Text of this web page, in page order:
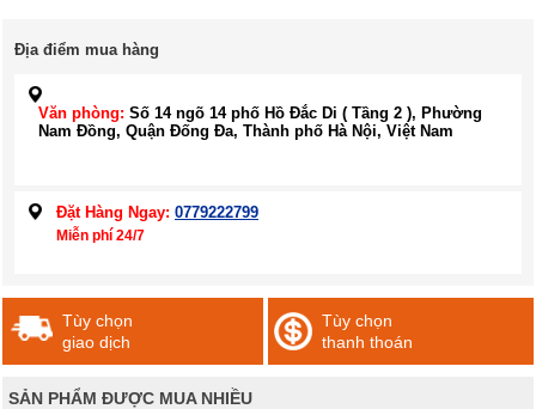
Địa điểm mua hàng
Văn phòng: Số 14 ngõ 14 phố Hồ Đắc Di ( Tầng 2 ), Phường
Nam Đồng, Quận Đống Đa, Thành phố Hà Nội, Việt Nam
Đặt Hàng Ngay: 0779222799
Miễn phí 24/7
Tùy chọn
giao dịch
Tùy chọn
thanh thoán
SẢN PHẨM ĐƯỢC MUA NHIỀU